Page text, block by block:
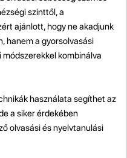
szinttől, a
ajánlott, hogy ne akadjunk
hanem a gyorsolvasási
kombinálva
használata segíthet az
a siker érdekében
olvasási és nyelvtanulási